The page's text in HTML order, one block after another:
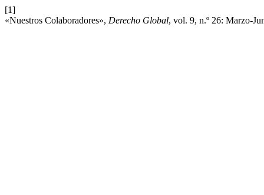
[1]
«Nuestros Colaboradores», Derecho Global, vol. 9, n.º 26: Marzo-